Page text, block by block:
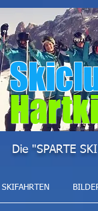
Die "SPARTE
SKIFAHRTEN